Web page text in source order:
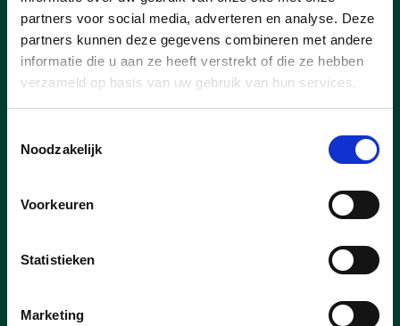
partners voor social media, adverteren en analyse. Deze
partners kunnen deze gegevens combineren met andere
informatie die u aan ze heeft verstrekt of die ze hebben
verzameld op basis van uw gebruik van hun services.
Noodzakelijk
Voorkeuren
Statistieken
Marketing
CD&V wil investeren in
veilige fiets- en voetpaden
en hondenlosloopweides
28/09/24
volgende legislatuur fors geïnvesteerd in
voetpadeninfrastructuur in Kapelle-op-
den-Bos.
lees meer